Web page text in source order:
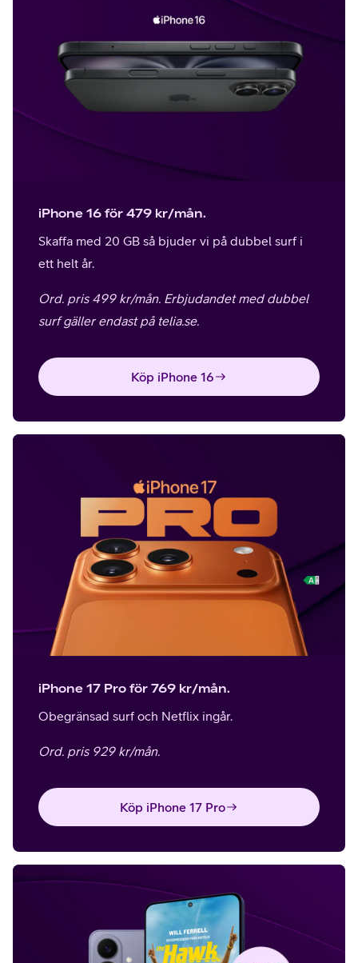
iPhone 16 för 479 kr/mån.
Skaffa med 20 GB så bjuder vi på dubbel surf i
ett helt år.
Ord. pris 499 kr/mån. Erbjudandet med dubbel
surf gäller endast på telia.se.
Köp iPhone 16
iPhone 17 Pro för 769 kr/mån.
Obegränsad surf och Netflix ingår.
Ord. pris 929 kr/mån.
Köp iPhone 17 Pro